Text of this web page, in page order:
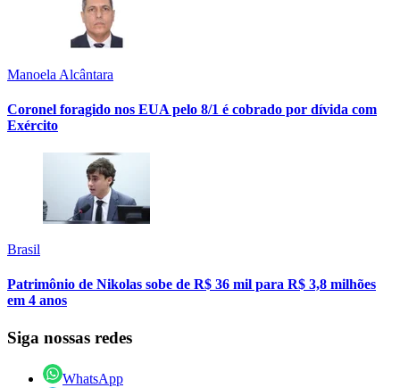
Manoela Alcântara
Coronel foragido nos EUA pelo 8/1 é cobrado por dívida com
Exército
Brasil
Patrimônio de Nikolas sobe de R$ 36 mil para R$ 3,8 milhões
em 4 anos
Siga nossas redes
WhatsApp